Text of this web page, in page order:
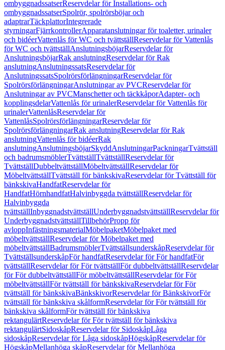
ombyggnadssatserReservdelar för Installations- och
ombyggnadssatserSpolrör, spolrörsböjar och
adaptrarTäckplattorIntegrerade
styrningarFjärrkontrollerApparatanslutningar för toaletter, urinaler
och bidéerVattenlås för WC och tvättställReservdelar för Vattenlås
för WC och tvättställAnslutningsböjarReservdelar för
AnslutningsböjarRak anslutningReservdelar för Rak
anslutningAnslutningssatsReservdelar för
AnslutningssatsSpolrörsförlängningarReservdelar för
SpolrörsförlängningarAnslutningar av PVCReservdelar för
Anslutningar av PVCManschetter och täckkåporAdapter- och
kopplingsdelarVattenlås för urinalerReservdelar för Vattenlås för
urinalerVattenlåsReservdelar för
VattenlåsSpolrörsförlängningarReservdelar för
SpolrörsförlängningarRak anslutningReservdelar för Rak
anslutningVattenlås för bidéerRak
anslutningAnslutningsböjarSkyddAnslutningarPackningarTvättställ
och badrumsmöblerTvättställTvättställReservdelar för
TvättställDubbeltvättställMöbeltvättställReservdelar för
MöbeltvättställTvättställ för bänkskivaReservdelar för Tvättställ för
bänkskivaHandfatReservdelar för
HandfatHörnhandfatHalvinbyggda tvättställReservdelar för
Halvinbyggda
tvättställInbyggnadstvättställUnderbyggnadstvättställReservdelar för
UnderbyggnadstvättställTillbehörPropp för
avloppInfästningsmaterialMöbelpaketMöbelpaket med
möbeltvättställReservdelar för Möbelpaket med
möbeltvättställBadrumsmöblerTvättställsunderskåpReservdelar för
TvättställsunderskåpFör handfatReservdelar för För handfatFör
tvättställReservdelar för För tvättställFör dubbeltvättställReservdelar
för För dubbeltvättställFör möbeltvättställReservdelar för För
möbeltvättställFör tvättställ för bänkskivaReservdelar för För
tvättställ för bänkskivaBänkskivorReservdelar för BänkskivorFör
tvättställ för bänkskiva skålformReservdelar för För tvättställ för
bänkskiva skålformFör tvättställ för bänkskiva
rektangulärtReservdelar för För tvättställ för bänkskiva
rektangulärtSidoskåpReservdelar för SidoskåpLåga
sidoskåpReservdelar för Låga sidoskåpHögskåpReservdelar för
HögskåpMellanhöga skåpReservdelar för Mellanhöga